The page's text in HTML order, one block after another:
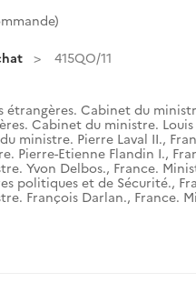
415QO/11
étrangères. Cabinet du
Cabinet du ministre.
ministre. Pierre Laval II.,
Pierre-Etienne Flandin I.,
Yvon Delbos., France.
politiques et de Sécurité.,
François Darlan., France.